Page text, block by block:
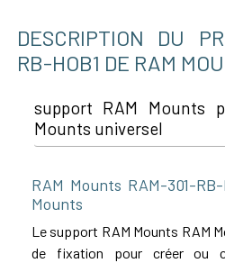
DESCRIPTION DU
RB-HOB1 DE RAM
support RAM Mounts
Mounts universel
RAM Mounts RAM-301-
Mounts
Le support RAM Mounts RAM
de fixation pour créer ou